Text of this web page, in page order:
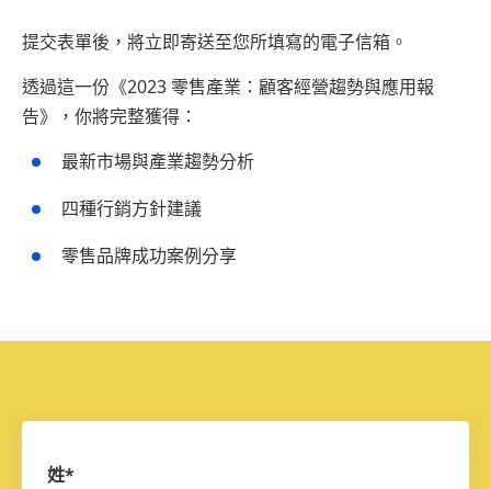
提交表單後，將立即寄送至您所填寫的電子信箱。
透過這一份《2023 零售產業：顧客經營趨勢與應用報
告》，你將完整獲得：
最新市場與產業趨勢分析
四種行銷方針建議
零售品牌成功案例分享
姓*